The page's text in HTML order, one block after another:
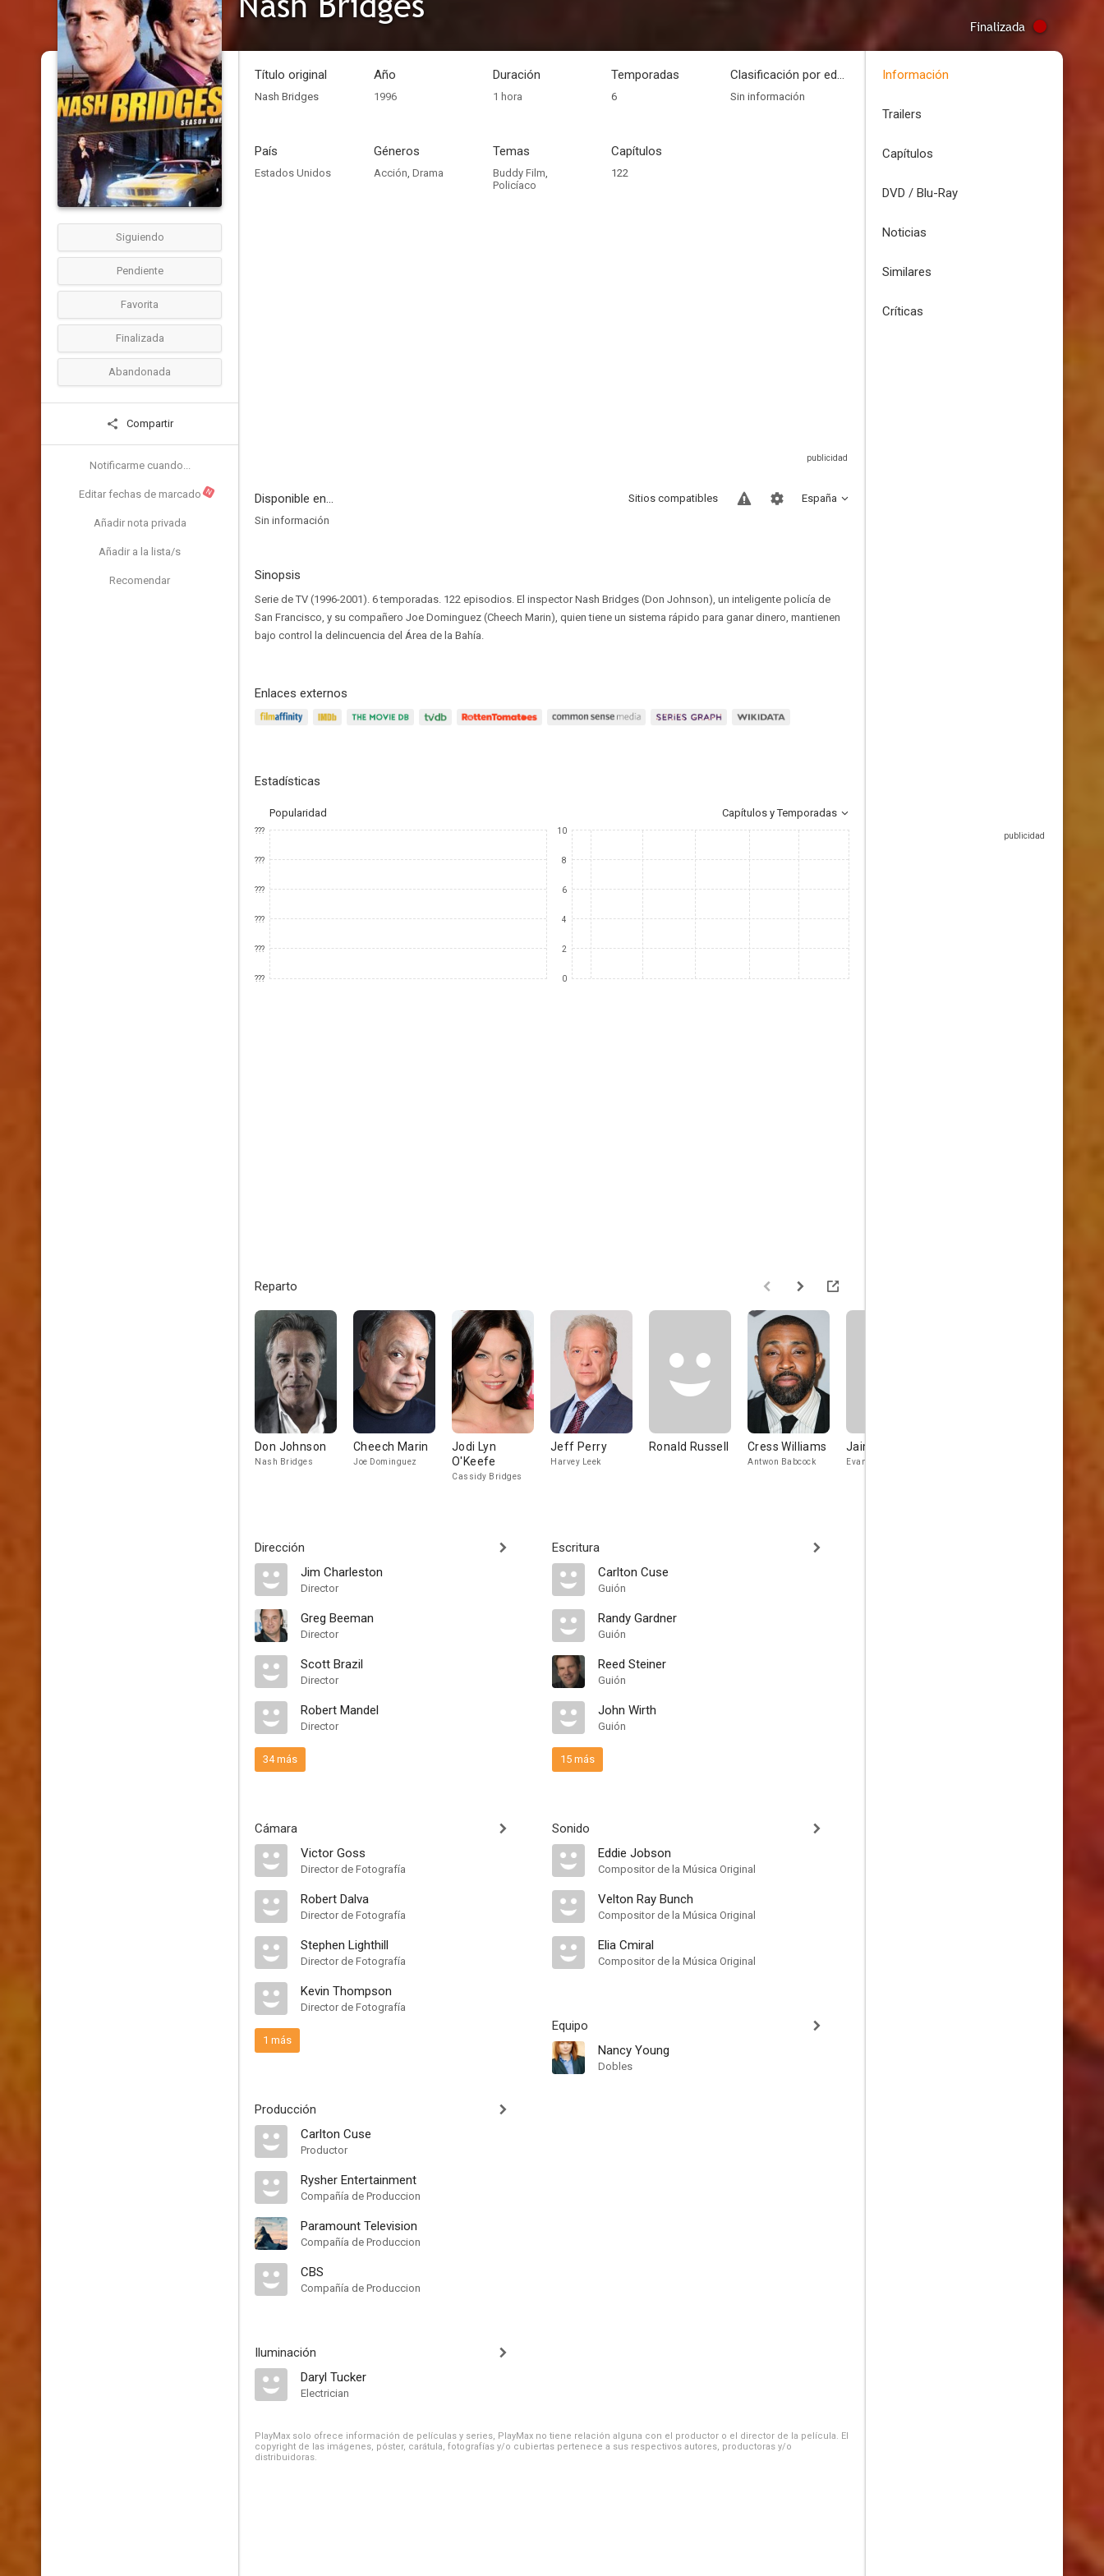
Finalizada
Siguiendo
Pendiente
Favorita
Finalizada
Abandonada
Compartir
Notificarme cuando...
Editar fechas de marcado N
Añadir nota privada
Añadir a la lista/s
Recomendar
Título original
Nash Bridges
Año
1996
Duración
1 hora
Temporadas
6
Clasificación por edades
Sin información
País
Estados Unidos
Géneros
Acción, Drama
Temas
Buddy Film,
Policíaco
Capítulos
122
Disponible en... España
Sitios compatibles
Sin información
Sinopsis
Serie de TV (1996-2001). 6 temporadas. 122 episodios. El inspector Nash Bridges (Don Johnson), un inteligente policía de
San Francisco, y su compañero Joe Dominguez (Cheech Marin), quien tiene un sistema rápido para ganar dinero, mantienen
bajo control la delincuencia del Área de la Bahía.
Enlaces externos
Estadísticas
Popularidad Capítulos y Temporadas
???
???
???
???
???
???
10
8
6
4
2
0
Reparto
Don Johnson
Nash Bridges
Cheech Marin
Joe Dominguez
Jodi Lyn
O'Keefe
Cassidy Bridges
Jeff Perry
Harvey Leek
Ronald Russell Cress Williams
Antwon Babcock
Jaime Gomez
Evan Cortez
Dirección
Jim Charleston
Director
Greg Beeman
Director
Scott Brazil
Director
Robert Mandel
Director
34 más
Cámara
Victor Goss
Director de Fotografía
Robert Dalva
Director de Fotografía
Stephen Lighthill
Director de Fotografía
Kevin Thompson
Director de Fotografía
1 más
Producción
Carlton Cuse
Productor
Rysher Entertainment
Compañía de Produccion
Paramount Television
Compañía de Produccion
CBS
Compañía de Produccion
Iluminación
Daryl Tucker
Electrician
Escritura
Carlton Cuse
Guión
Randy Gardner
Guión
Reed Steiner
Guión
John Wirth
Guión
15 más
Sonido
Eddie Jobson
Compositor de la Música Original
Velton Ray Bunch
Compositor de la Música Original
Elia Cmiral
Compositor de la Música Original
Equipo
Nancy Young
Dobles
PlayMax solo ofrece información de películas y series, PlayMax no tiene relación alguna con el productor o el director de la película. El
copyright de las imágenes, póster, carátula, fotografías y/o cubiertas pertenece a sus respectivos autores, productoras y/o
distribuidoras.
Información
Trailers
Capítulos
DVD / Blu-Ray
Noticias
Similares
Críticas